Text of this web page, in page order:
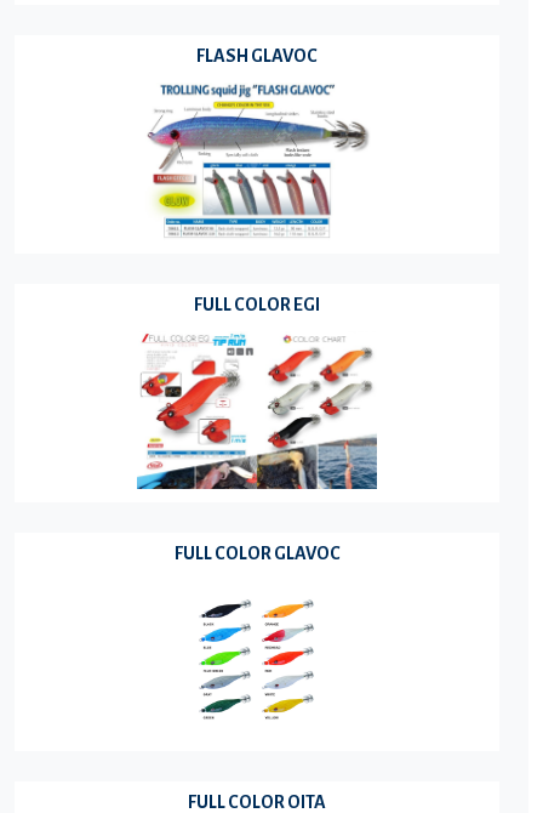
FLASH GLAVOC
FULL COLOR EGI
FULL COLOR GLAVOC
FULL COLOR OITA